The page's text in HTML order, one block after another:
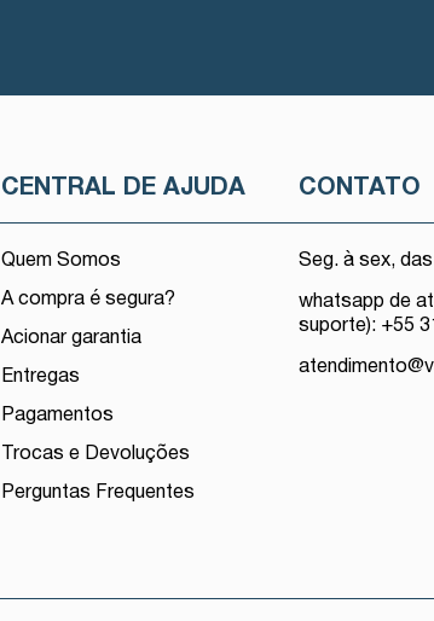
CENTRAL DE AJUDA
Quem Somos
A compra é segura?
Acionar garantia
Entregas
Pagamentos
Trocas e Devoluções
Perguntas Frequentes
CONTATO
Seg. à sex,
whatsapp de
suporte): +55